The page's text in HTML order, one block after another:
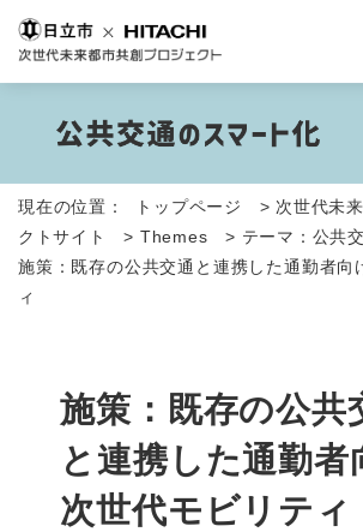
現在の位置： トップページ > 次世代未
クトサイト
> Themes > テーマ：公共
施策：既存の公共交通と連携した通勤者向
ィ
施策：既存の公共
と連携した通勤者
次世代モビリティ